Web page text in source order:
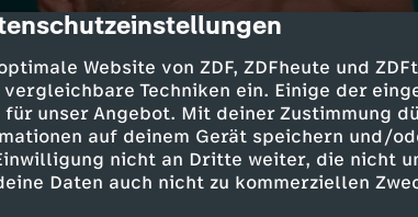
description
Website von ZDF, ZDFheute und
vergleichbare Techniken ein. Einige der
unser Angebot. Mit deiner Zustimmung
auf deinem Gerät speichern und/
nicht an Dritte weiter, die nicht
Daten auch nicht zu kommerziellen